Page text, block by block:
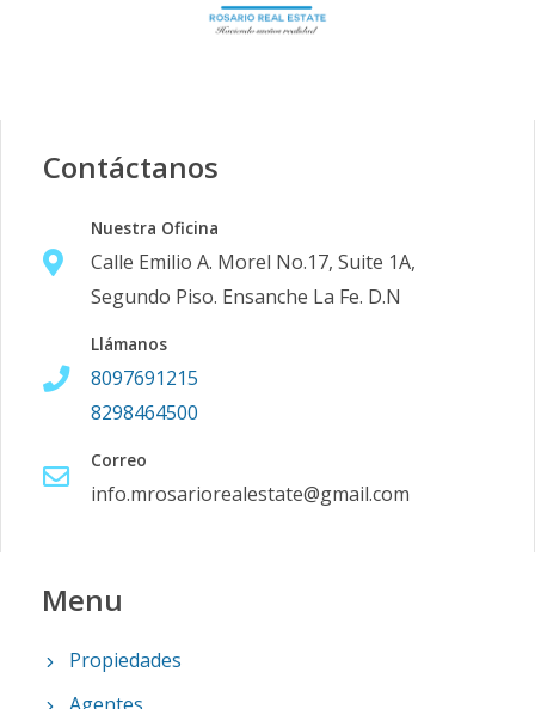
Contáctanos
Nuestra Oficina
Calle Emilio A. Morel No.17, Suite 1A,
Segundo Piso. Ensanche La Fe. D.N
Llámanos
8097691215
8298464500
Correo
info.mrosariorealestate@gmail.com
Menu
Propiedades